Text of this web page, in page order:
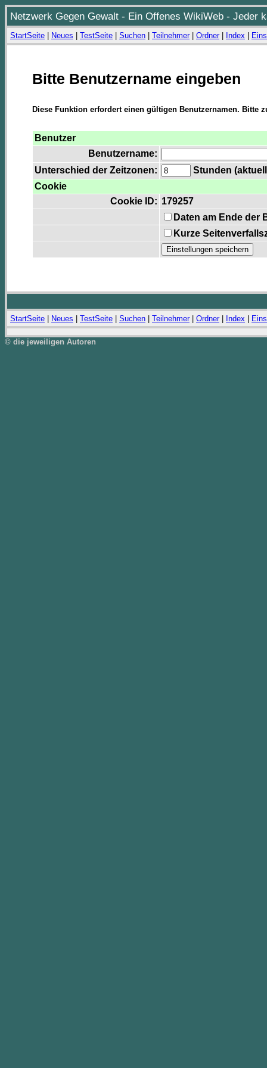
Netzwerk Gegen Gewalt - Ein Offenes WikiWeb - Jeder
StartSeite Neues TestSeite Suchen Teilnehmer| Ordner| Index
Bitte Benutzername eingeben
Diese Funktion erfordert einen gültigen Benutzernamen. Bitte
Benutzer
Benutzername:
Unterschied der Zeitzonen:
Stunden
Cookie
Cookie ID: 179257
Daten am Ende der
Kurze
StartSeite Neues TestSeite Suchen Teilnehmer| Ordner| Index
© die jeweiligen Autoren